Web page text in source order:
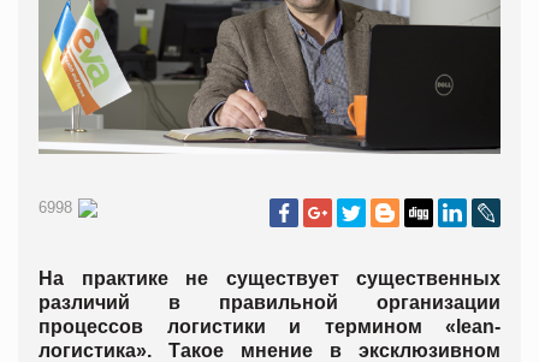
6998
На практике не существует существенных
различий в правильной организации
процессов логистики и термином «lean-
логистика». Такое мнение в эксклюзивном